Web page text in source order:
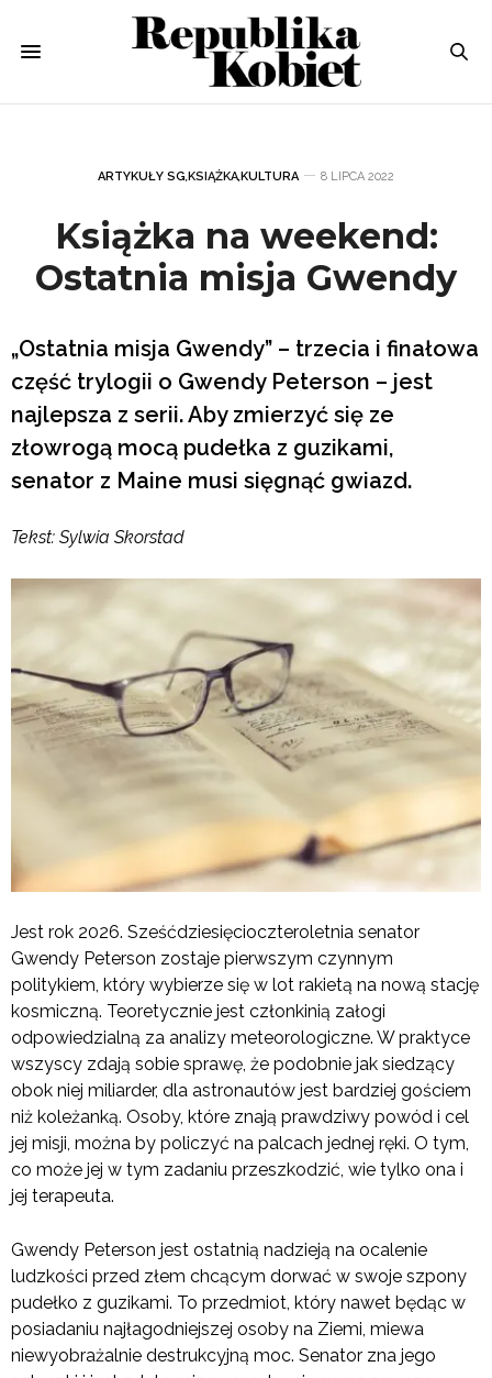
ARTYKUŁY SG,KSIĄŻKA,KULTURA 8 LIPCA 2022
Książka na weekend:
Ostatnia misja Gwendy
„Ostatnia misja Gwendy” – trzecia i finałowa
część trylogii o Gwendy Peterson – jest
najlepsza z serii. Aby zmierzyć się ze
złowrogą mocą pudełka z guzikami,
senator z Maine musi sięgnąć gwiazd.
Tekst: Sylwia Skorstad
Jest rok 2026. Sześćdziesięcioczteroletnia senator
Gwendy Peterson zostaje pierwszym czynnym
politykiem, który wybierze się w lot rakietą na nową stację
kosmiczną. Teoretycznie jest członkinią załogi
odpowiedzialną za analizy meteorologiczne. W praktyce
wszyscy zdają sobie sprawę, że podobnie jak siedzący
obok niej miliarder, dla astronautów jest bardziej gościem
niż koleżanką. Osoby, które znają prawdziwy powód i cel
jej misji, można by policzyć na palcach jednej ręki. O tym,
co może jej w tym zadaniu przeszkodzić, wie tylko ona i
jej terapeuta.
Gwendy Peterson jest ostatnią nadzieją na ocalenie
ludzkości przed złem chcącym dorwać w swoje szpony
pudełko z guzikami. To przedmiot, który nawet będąc w
posiadaniu najłagodniejszej osoby na Ziemi, miewa
niewyobrażalnie destrukcyjną moc. Senator zna jego